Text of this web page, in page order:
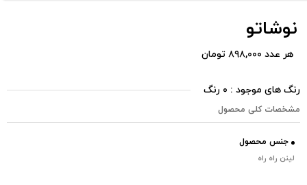
نوشاتو
هر عدد ۸۹۸,۰۰۰ تومان
رنگ های موجود : ۰ رنگ
مشخصات کلی محصول
جنس محصول
لینن راه راه